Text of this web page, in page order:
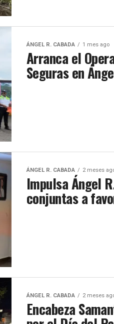
ÁNGEL R. CABADA 1 mes ago
Arranca el
Seguras en
ÁNGEL R. CABADA 2 meses
Impulsa Ángel
conjuntas a
ÁNGEL R. CABADA 2 meses
Encabeza